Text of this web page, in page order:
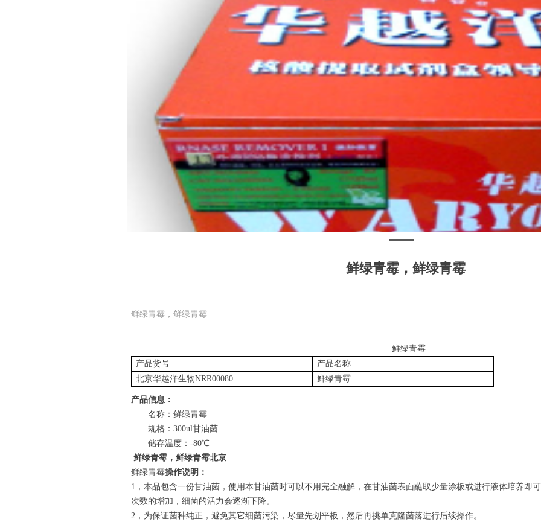
鲜绿青霉，鲜绿青霉
鲜绿青霉，鲜绿青霉
鲜绿青霉
产品货号
产品名称
北京华越洋生物NRR00080 鲜绿青霉
产品信息：
名称：鲜绿青霉
规格： 300ul甘油菌
储存温度： -80℃
鲜绿青霉，鲜绿青霉北京
鲜绿青霉操作说明：
1 ，本品包含一份甘油菌，使用本甘油菌时可以不用完全融解，在甘油菌表面蘸取少量涂板或进行液体培养即
次数的增加，细菌的活力会逐渐下降。
2 ，为保证菌种纯正，避免其它细菌污染，尽量先划平板，然后再挑单克隆菌落进行后续操作。